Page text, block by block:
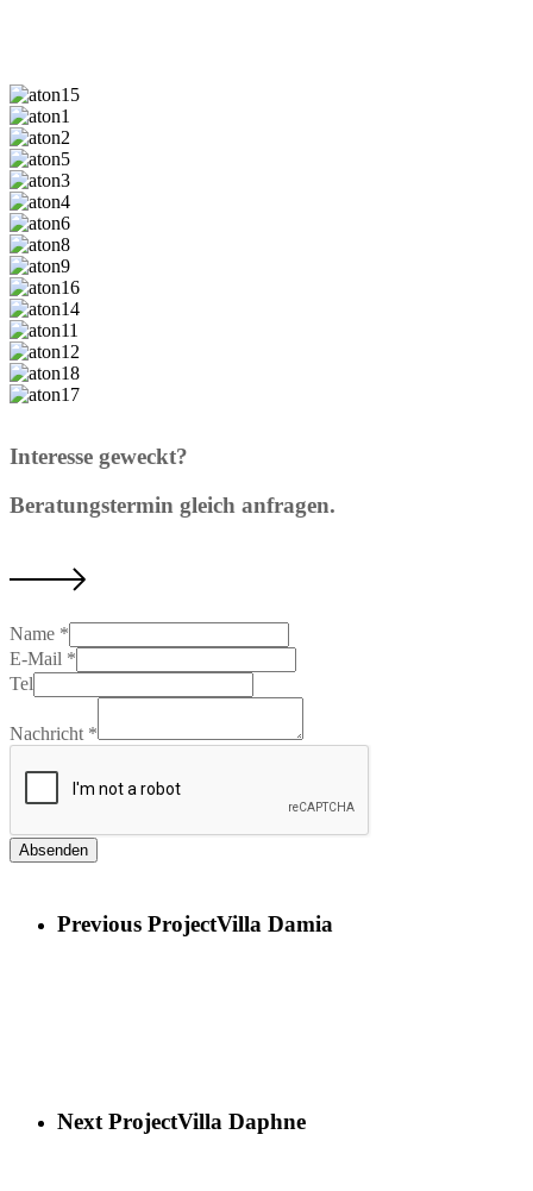
Interesse geweckt?
Beratungstermin gleich anfragen.
Name *
E-Mail *
Tel
Nachricht *
Absenden
Previous ProjectVilla Damia
Next ProjectVilla Daphne